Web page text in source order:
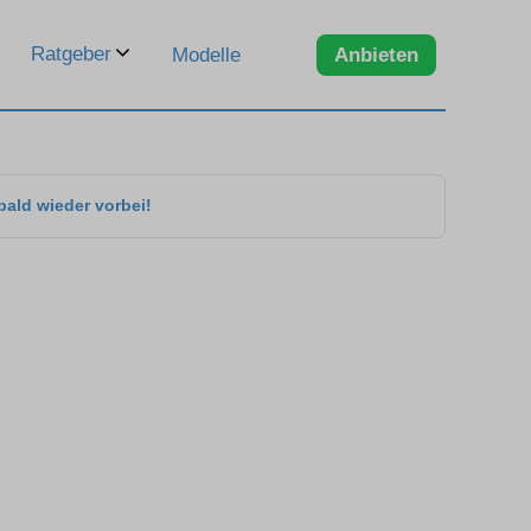
Ratgeber Modelle Anbieten
wieder vorbei!